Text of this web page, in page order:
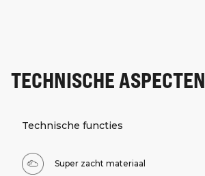
TECHNISCHE ASPECTEN
Technische functies
Super zacht materiaal